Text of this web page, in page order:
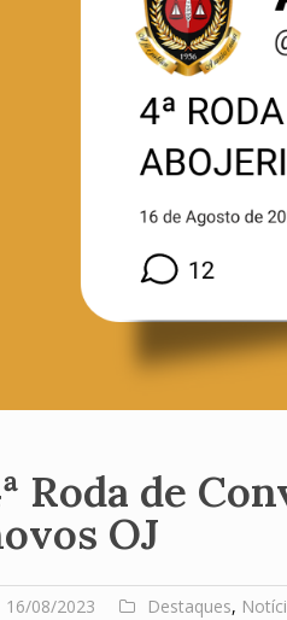
Roda de
OJ
16/08/2023 Destaques,